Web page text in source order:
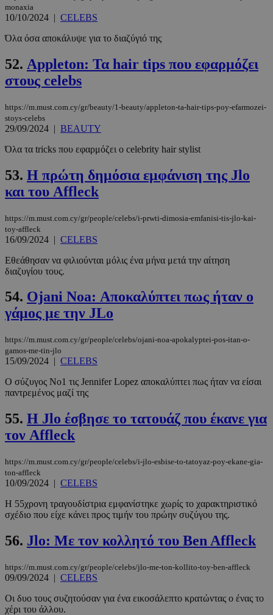
monaxia
10/10/2024 | CELEBS
Όλα όσα αποκάλυψε για το διαζύγιό της
52. Appleton: Τα hair tips που εφαρμόζει
στους celebs
https://m.must.com.cy/gr/beauty/1-beauty/appleton-ta-hair-tips-poy-efarmozei-
stoys-celebs
29/09/2024 | BEAUTY
Όλα τα tricks που εφαρμόζει ο celebrity hair stylist
53. Η πρώτη δημόσια εμφάνιση της Jlo
και του Affleck
https://m.must.com.cy/gr/people/celebs/i-prwti-dimosia-emfanisi-tis-jlo-kai-
toy-affleck
16/09/2024 | CELEBS
Εθεάθησαν να φιλιούνται μόλις ένα μήνα μετά την αίτηση
διαζυγίου τους.
54. Ojani Noa: Αποκαλύπτει πως ήταν ο
γάμος με την JLo
https://m.must.com.cy/gr/people/celebs/ojani-noa-apokalyptei-pos-itan-o-
gamos-me-tin-jlo
15/09/2024 | CELEBS
Ο σύζυγος Νο1 τις Jennifer Lopez αποκαλύπτει πως ήταν να είσαι
παντρεμένος μαζί της
55. Η Jlo έσβησε το τατουάζ που έκανε για
τον Affleck
https://m.must.com.cy/gr/people/celebs/i-jlo-esbise-to-tatoyaz-poy-ekane-gia-
ton-affleck
10/09/2024 | CELEBS
H 55χρονη τραγουδίστρια εμφανίστηκε χωρίς το χαρακτηριστικό
σχέδιο που είχε κάνει προς τιμήν του πρώην συζύγου της.
56. Jlo: Με τον κολλητό του Ben Affleck
https://m.must.com.cy/gr/people/celebs/jlo-me-ton-kollito-toy-ben-affleck
09/09/2024 | CELEBS
Οι δυο τους συζητούσαν για ένα εικοσάλεπτο κρατώντας ο ένας το
χέρι του άλλου.
__cf_bm
LangCookie www.must.com.cy
1
www.must.com.cy
_scc_session
PHPSESSID
PHP.net
www.must.com.cy